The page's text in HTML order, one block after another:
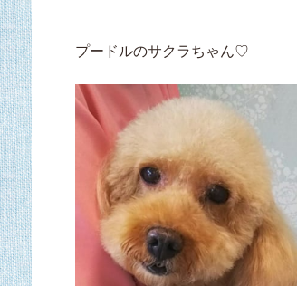
プードルのサクラちゃん♡